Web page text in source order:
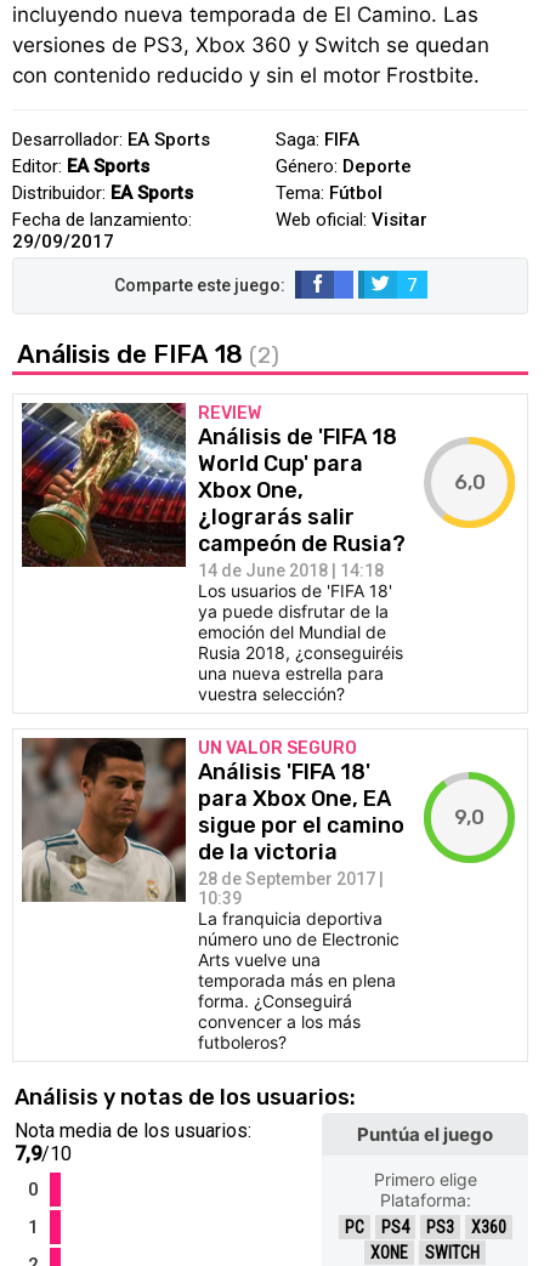
incluyendo nueva temporada de El Camino. Las
versiones de PS3, Xbox 360 y Switch se quedan
con contenido reducido y sin el motor Frostbite.
Desarrollador: EA Sports
Editor: EA Sports
Distribuidor: EA Sports
Fecha de lanzamiento:
29/09/2017
Saga: FIFA
Género: Deporte
Tema: Fútbol
Web oficial: Visitar
7
Análisis de FIFA 18 (2)
REVIEW
Análisis de 'FIFA 18
World Cup' para
Xbox One,
¿lograrás salir
campeón de Rusia?
14 de June 2018 | 14:18
Los usuarios de 'FIFA 18'
ya puede disfrutar de la
emoción del Mundial de
Rusia 2018, ¿conseguiréis
una nueva estrella para
vuestra selección?
6,0
UN VALOR SEGURO
Análisis 'FIFA 18'
para Xbox One, EA
sigue por el camino
de la victoria
28 de September 2017 |
10:39
La franquicia deportiva
número uno de Electronic
Arts vuelve una
temporada más en plena
forma. ¿Conseguirá
convencer a los más
futboleros?
9,0
Análisis y notas de los usuarios:
Nota media de los usuarios:
7,9/10
0
1
Puntúa el juego
Primero elige
Plataforma:
PC PS4 PS3
X360
XONE
SWITCH